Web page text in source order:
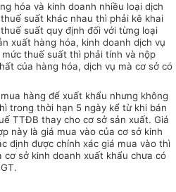
hóa và kinh doanh nhiều loại dịch
suất khác nhau thì phải kê khai
suất quy định đối với từng loại
xuất hàng hóa, kinh doanh dịch vụ
thuế suất thì phải tính và nộp
của hàng hóa, dịch vụ mà cơ sở có
hàng để xuất khẩu nhưng không
trong thời hạn 5 ngày kể từ khi bán
TTĐB thay cho cơ sở sản xuất. Giá
này là giá mua vào của cơ sở kinh
định được chính xác giá mua vào thì
sở kinh doanh xuất khẩu chưa có